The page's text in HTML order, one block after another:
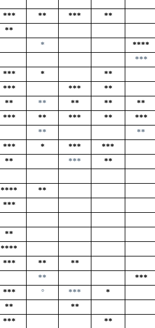
*** ** *** **
**
* ****
***
*** * **
*** *** **
** ** ** ** **
*** ** *** ** ***
** **
*** * *** ***
** *** **
**** **
***
**
****
*** ** **
** ***
*** ° *** *
** **
*** **